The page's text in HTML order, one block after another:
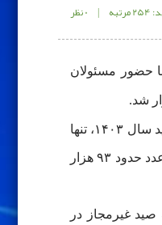
| 0 نظر
روابط‌ عمومی انستیتو تحقیقات بین‌المللی ماهیان خاویاری، سومین جلسه کمیته مدیریت صید سازمان شیلات ایران روز چهارشنبه ۱۲ شهریور ۱۴۰۴ با حضور مسئولان
شد.
شهرام عبدالملکی، مدیر بخش ارزیابی ذخایر انستیتو، وضعیت ماهیان خاویاری در دریای خزر را بحرانی و وخیم توصیف کرد و با اشاره به آمار صید، گفت: در فصل صید سال ۱۴۰۳، تنها
۲۲۴ عدد ماهی خاویاری توسط شرکت‌های تعاونی پره و شرکت‌های وابسته به امور ماهیان خاویاری استان‌های ساحلی صید شد، در حالی که در سه دهه گذشته این عدد حدود ۹۳ هزار
غیرمجاز در